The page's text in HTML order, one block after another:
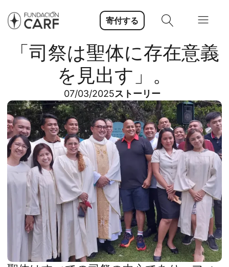
寄付する
「司祭は聖体に存在意義
を見出す」。
07/03/2025ストーリー